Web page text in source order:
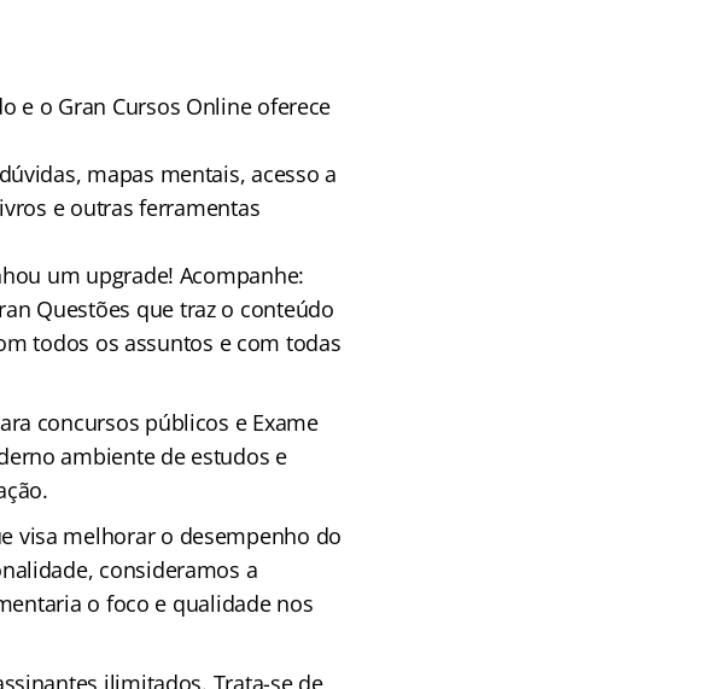
e o Gran Cursos Online oferece
mapas mentais, acesso a
e outras ferramentas
um upgrade! Acompanhe:
Questões que traz o conteúdo
todos os assuntos e com todas
concursos públicos e Exame
ambiente de estudos e
visa melhorar o desempenho do
consideramos a
o foco e qualidade nos
ilimitados. Trata-se de